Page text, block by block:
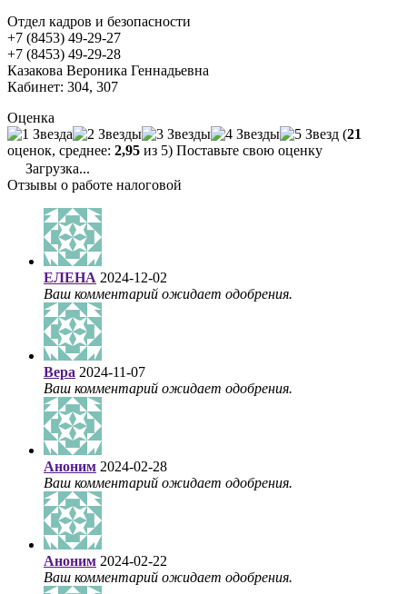
Отдел кадров и безопасности
+7 (8453) 49-29-27
+7 (8453) 49-29-28
Казакова Вероника Геннадьевна
Кабинет: 304, 307
Оценка
(21
оценок, среднее: 2,95 из 5) Поставьте свою оценку
Загрузка...
Отзывы о работе налоговой
ЕЛЕНА 2024-12-02
Ваш комментарий ожидает одобрения.
Вера 2024-11-07
Ваш комментарий ожидает одобрения.
Аноним 2024-02-28
Ваш комментарий ожидает одобрения.
Аноним 2024-02-22
Ваш комментарий ожидает одобрения.